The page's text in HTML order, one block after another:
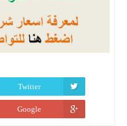
Twitter
Google